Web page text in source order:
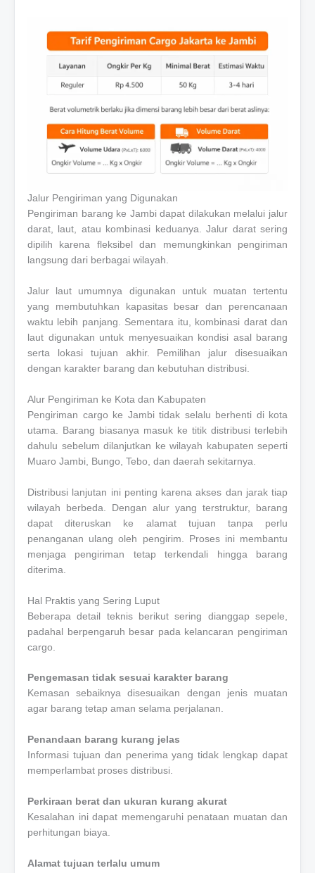
Jalur Pengiriman yang Digunakan
Pengiriman barang ke Jambi dapat dilakukan melalui jalur
darat, laut, atau kombinasi keduanya. Jalur darat sering
dipilih karena fleksibel dan memungkinkan pengiriman
langsung dari berbagai wilayah.
Jalur laut umumnya digunakan untuk muatan tertentu
yang membutuhkan kapasitas besar dan perencanaan
waktu lebih panjang. Sementara itu, kombinasi darat dan
laut digunakan untuk menyesuaikan kondisi asal barang
serta lokasi tujuan akhir. Pemilihan jalur disesuaikan
dengan karakter barang dan kebutuhan distribusi.
Alur Pengiriman ke Kota dan Kabupaten
Pengiriman cargo ke Jambi tidak selalu berhenti di kota
utama. Barang biasanya masuk ke titik distribusi terlebih
dahulu sebelum dilanjutkan ke wilayah kabupaten seperti
Muaro Jambi, Bungo, Tebo, dan daerah sekitarnya.
Distribusi lanjutan ini penting karena akses dan jarak tiap
wilayah berbeda. Dengan alur yang terstruktur, barang
dapat diteruskan ke alamat tujuan tanpa perlu
penanganan ulang oleh pengirim. Proses ini membantu
menjaga pengiriman tetap terkendali hingga barang
diterima.
Hal Praktis yang Sering Luput
Beberapa detail teknis berikut sering dianggap sepele,
padahal berpengaruh besar pada kelancaran pengiriman
cargo.
Pengemasan tidak sesuai karakter barang
Kemasan sebaiknya disesuaikan dengan jenis muatan
agar barang tetap aman selama perjalanan.
Penandaan barang kurang jelas
Informasi tujuan dan penerima yang tidak lengkap dapat
memperlambat proses distribusi.
Perkiraan berat dan ukuran kurang akurat
Kesalahan ini dapat memengaruhi penataan muatan dan
perhitungan biaya.
Alamat tujuan terlalu umum